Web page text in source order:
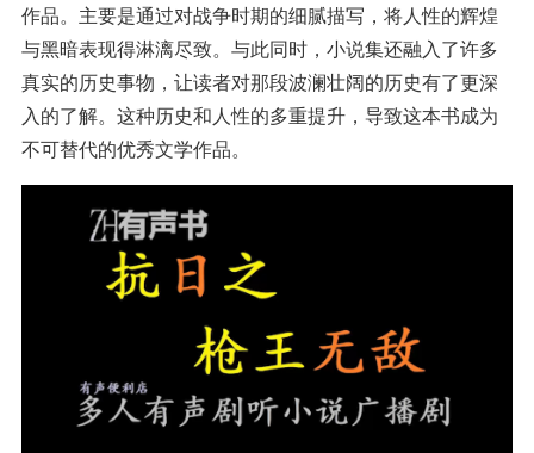
作品。主要是通过对战争时期的细腻描写，将人性的辉煌
与黑暗表现得淋漓尽致。与此同时，小说集还融入了许多
真实的历史事物，让读者对那段波澜壮阔的历史有了更深
入的了解。这种历史和人性的多重提升，导致这本书成为
不可替代的优秀文学作品。